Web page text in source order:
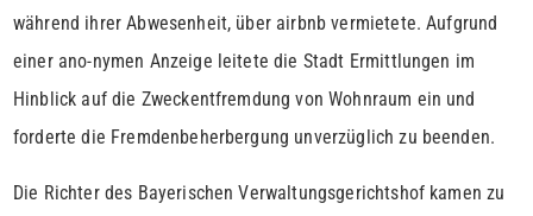
während ihrer Abwesenheit, über airbnb vermietete. Aufgrund
einer ano-nymen Anzeige leitete die Stadt Ermittlungen im
Hinblick auf die Zweckentfremdung von Wohnraum ein und
forderte die Fremdenbeherbergung unverzüglich zu beenden.
Die Richter des Bayerischen Verwaltungsgerichtshof kamen zu